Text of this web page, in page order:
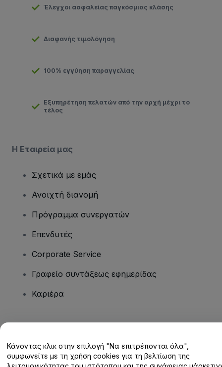
Έλεγχοι ασφαλείας παγκόσμιας κλάσης
Διαφανής τιμολόγηση
100% εγγύηση παραγγελίας
Εξυπηρέτηση πελατών από την αρχή μέχρι το
τέλος
Η Εταιρεία μας
Σχετικά με εμάς
Ανοιχτή διανομή
Πρόγραμμα συνεργατών
Επενδυτές
Corporate Service
Γραφείο συντάξεως εφημερίδας
Καριέρα
Κέντρο βοήθειας / Επικοινωνήστε μαζί μας
Κάνοντας κλικ στην επιλογή "Να επιτρέπονται όλα",
συμφωνείτε με τη χρήση cookies για τη βελτίωση της